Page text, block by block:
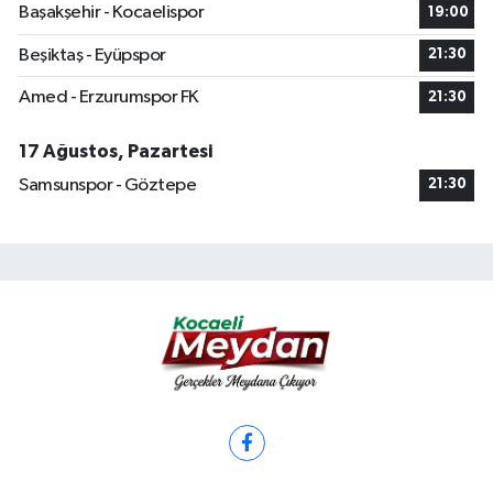
Başakşehir - Kocaelispor
19:00
Beşiktaş - Eyüpspor 21:30
Amed - Erzurumspor FK 21:30
17 Ağustos, Pazartesi
Samsunspor - Göztepe
21:30